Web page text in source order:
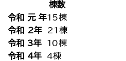
棟数
令和 元 年15棟
令和 2年
21棟
令和 3年
10棟
令和 4年
4棟